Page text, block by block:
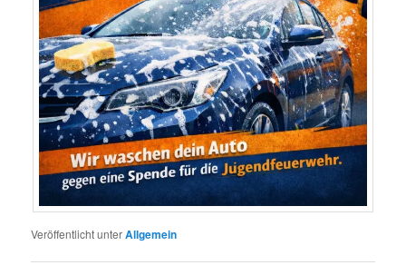
Veröffentlicht unterAllgemein